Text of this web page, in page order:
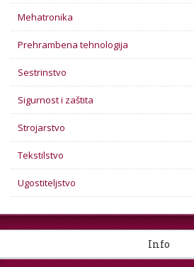
Mehatronika
Prehrambena tehnologija
Sestrinstvo
Sigurnost i zaštita
Strojarstvo
Tekstilstvo
Ugostiteljstvo
Info